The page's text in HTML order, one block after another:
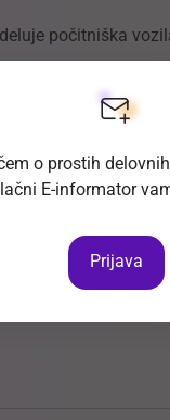
počitniška
in s tem tudi
o prostih
E-informator
Prijava